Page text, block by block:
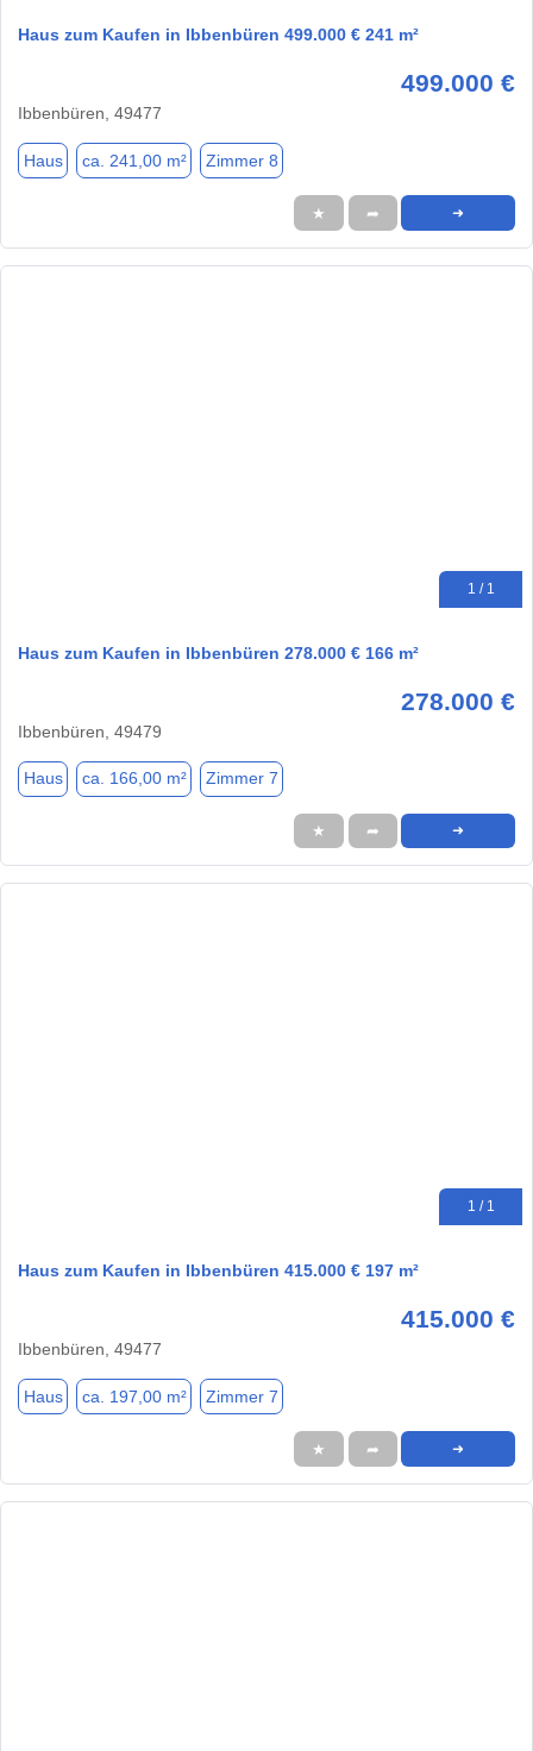
Haus zum Kaufen in Ibbenbüren 499.000 € 241 m²
499.000 €
Ibbenbüren, 49477
Haus ca. 241,00 m² Zimmer 8
★ ➦ ➜
1 / 1
Haus zum Kaufen in Ibbenbüren 278.000 € 166 m²
278.000 €
Ibbenbüren, 49479
Haus ca. 166,00 m² Zimmer 7
★ ➦ ➜
1 / 1
Haus zum Kaufen in Ibbenbüren 415.000 € 197 m²
415.000 €
Ibbenbüren, 49477
Haus ca. 197,00 m² Zimmer 7
★ ➦ ➜